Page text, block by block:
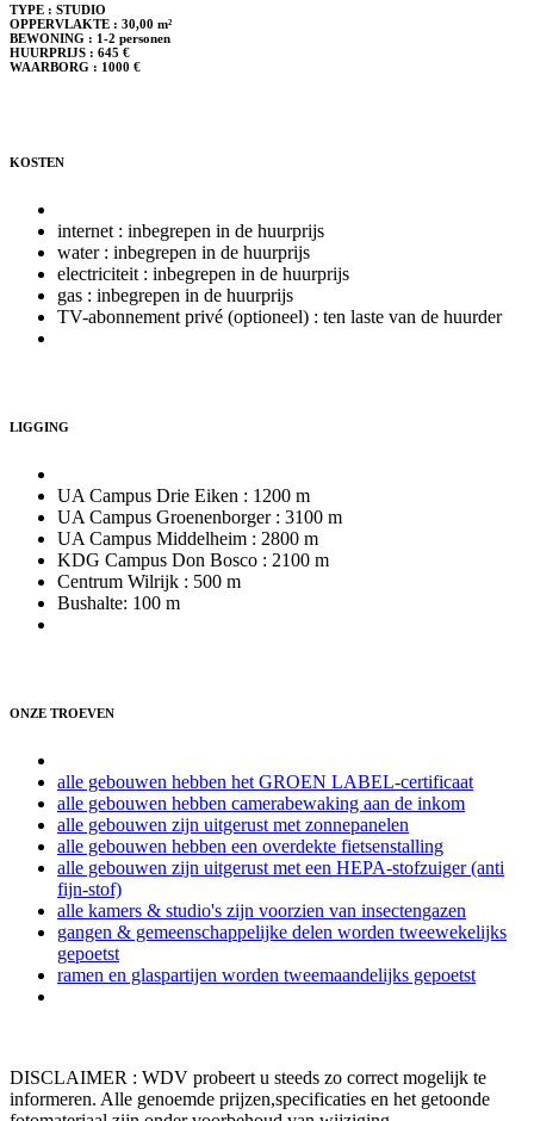
TYPE : STUDIO
OPPERVLAKTE : 30,00 m²
BEWONING : 1-2 personen
HUURPRIJS : 645 €
WAARBORG : 1000 €
KOSTEN
internet : inbegrepen in de huurprijs
water : inbegrepen in de huurprijs
electriciteit : inbegrepen in de huurprijs
gas : inbegrepen in de huurprijs
TV-abonnement privé (optioneel) : ten laste van de huurder
LIGGING
UA Campus Drie Eiken : 1200 m
UA Campus Groenenborger : 3100 m
UA Campus Middelheim : 2800 m
KDG Campus Don Bosco : 2100 m
Centrum Wilrijk : 500 m
Bushalte: 100 m
ONZE TROEVEN
alle gebouwen hebben het GROEN LABEL-certificaat
alle gebouwen hebben camerabewaking aan de inkom
alle gebouwen zijn uitgerust met zonnepanelen
alle gebouwen hebben een overdekte fietsenstalling
alle gebouwen zijn uitgerust met een HEPA-stofzuiger (anti
fijn-stof)
alle kamers & studio's zijn voorzien van insectengazen
gangen & gemeenschappelijke delen worden tweewekelijks
gepoetst
ramen en glaspartijen worden tweemaandelijks gepoetst
DISCLAIMER : WDV probeert u steeds zo correct mogelijk te
informeren. Alle genoemde prijzen,specificaties en het getoonde